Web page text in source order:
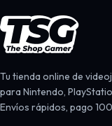
Tu tienda online de
para Nintendo,
Envíos rápidos, pago